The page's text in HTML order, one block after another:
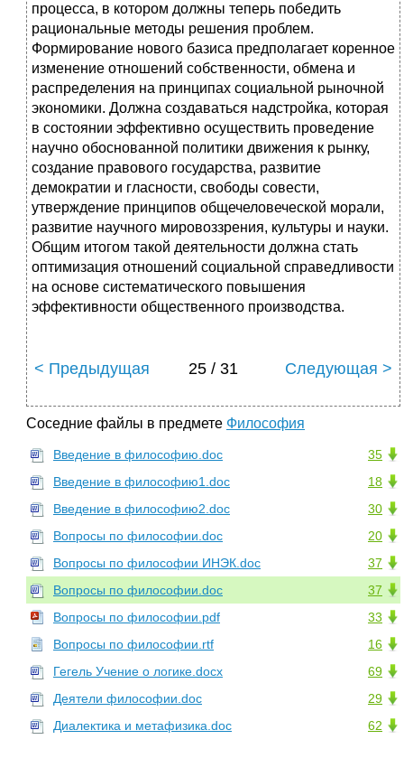
процесса, в котором должны теперь победить
рациональные методы решения проблем.
Формирование нового базиса предполагает коренное
изменение отношений собственности, обмена и
распределения на принципах социальной рыночной
экономики. Должна создаваться надстройка, которая
в состоянии эффективно осуществить проведение
научно обоснованной политики движения к рынку,
создание правового государства, развитие
демократии и гласности, свободы совести,
утверждение принципов общечеловеческой морали,
развитие научного мировоззрения, культуры и науки.
Общим итогом такой деятельности должна стать
оптимизация отношений социальной справедливости
на основе систематического повышения
эффективности общественного производства.
< Предыдущая 25 / 31 Следующая >
Соседние файлы в предмете Философия
35
Введение в философию.doc
18
Введение в философию1.doc
30
Введение в философию2.doc
20
Вопросы по философии.doc
37
Вопросы по философии ИНЭК.doc
37
Вопросы по философии.doc
33
Вопросы по философии.pdf
16
Вопросы по философии.rtf
69
Гегель Учение о логике.docx
29
Деятели философии.doc
62
Диалектика и метафизика.doc